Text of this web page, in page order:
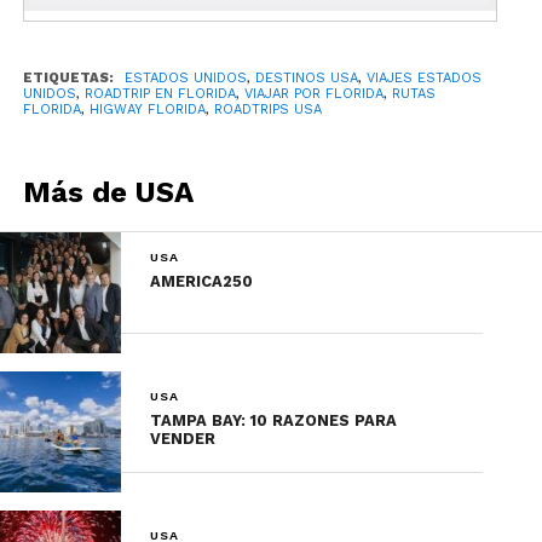
cómodas
amplias
bien conectadas
ETIQUETAS: ESTADOS UNIDOS, DESTINOS USA, VIAJES ESTADOS
UNIDOS, ROADTRIP EN FLORIDA, VIAJAR POR FLORIDA, RUTAS
FLORIDA, HIGWAY FLORIDA, ROADTRIPS USA
Más de USA
USA
AMERICA250
USA
TAMPA BAY: 10 RAZONES PARA
VENDER
USA